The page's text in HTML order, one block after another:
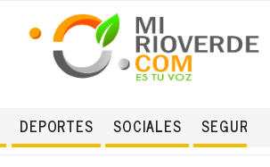
DEPORTES SOCIALES SEGURIDAD